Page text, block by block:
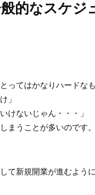
的なスケ
ってはかなりハードな
」
けないじゃん・・・」
まうことが多いのです。
て新規開業が進むように